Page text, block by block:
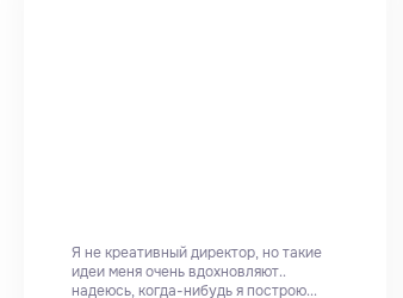
Я не креативный директор, но такие
идеи меня очень вдохновляют..
надеюсь, когда-нибудь я построю...